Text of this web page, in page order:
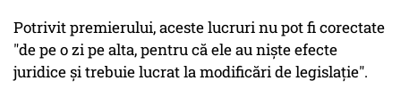
Potrivit premierului, aceste lucruri nu pot fi corectate
"de pe o zi pe alta, pentru că ele au nişte efecte
juridice şi trebuie lucrat la modificări de legislaţie".